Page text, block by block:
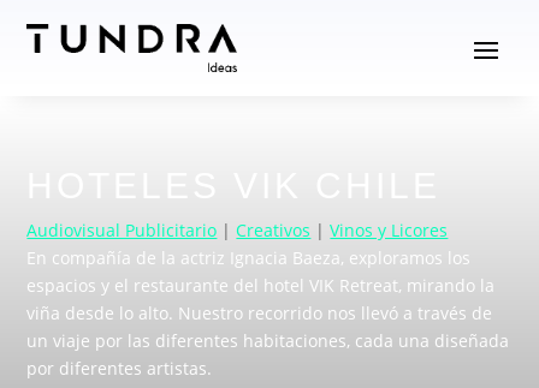
Audiovisual Publicitario |Creativos |Vinos y Licores
En compañía de la actriz Ignacia Baeza, exploramos los
espacios y el restaurante del hotel VIK Retreat, mirando la
viña desde lo alto. Nuestro recorrido nos llevó a través de
un viaje por las diferentes habitaciones, cada una diseñada
por diferentes artistas.